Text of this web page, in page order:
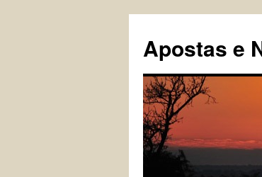
conteúdo
Apostas e